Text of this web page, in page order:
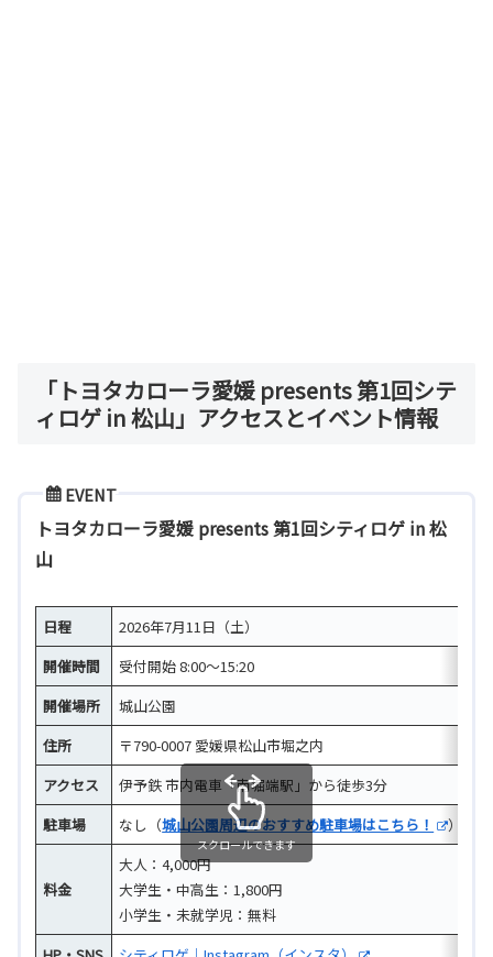
「トヨタカローラ愛媛 presents 第1回シテ
ィロゲ in 松山」アクセスとイベント情報
EVENT
トヨタカローラ愛媛 presents 第1回シティロゲ in 松
山
日程
2026年7月11日（土）
開催時間
受付開始 8:00～15:20
開催場所
城山公園
住所
〒790-0007 愛媛県松山市堀之内
アクセス
伊予鉄 市内電車「南堀端駅」から徒歩3分
駐車場
なし（城山公園周辺のおすすめ駐車場はこちら！ ）
料金
大人：4,000円
大学生・中高生：1,800円
小学生・未就学児：無料
スクロールできます